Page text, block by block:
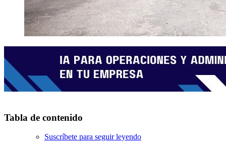
Tabla de contenido
Suscríbete para seguir leyendo